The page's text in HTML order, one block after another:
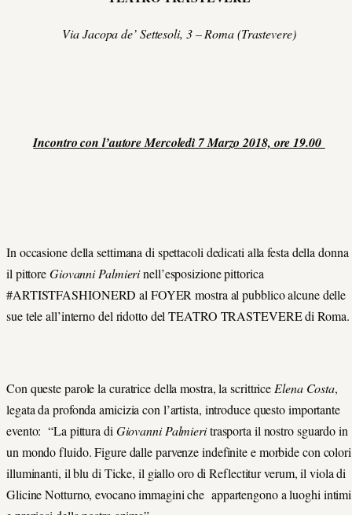
Via Jacopa de’ Settesoli, 3 – Roma (Trastevere)
Incontro con l’autore Mercoledì 7 Marzo 2018, ore 19.00
In occasione della settimana di spettacoli dedicati alla festa della donna
il pittoreGiovanni Palmierinell’esposizione pittorica
#ARTISTFASHIONERD al FOYER mostra al pubblico alcune delle
sue tele all’interno del ridotto del TEATRO TRASTEVERE di Roma.
Con queste parole la curatrice della mostra, la scrittrice Elena Costa,
legata da profonda amicizia con l’artista, introduce questo importante
evento: “La pittura di Giovanni Palmieritrasporta il nostro sguardo in
un mondo fluido. Figure dalle parvenze indefinite e morbide con colori
illuminanti, il blu di Ticke, il giallo oro di Reflectitur verum, il viola di
Glicine Notturno, evocano immagini che appartengono a luoghi intimi